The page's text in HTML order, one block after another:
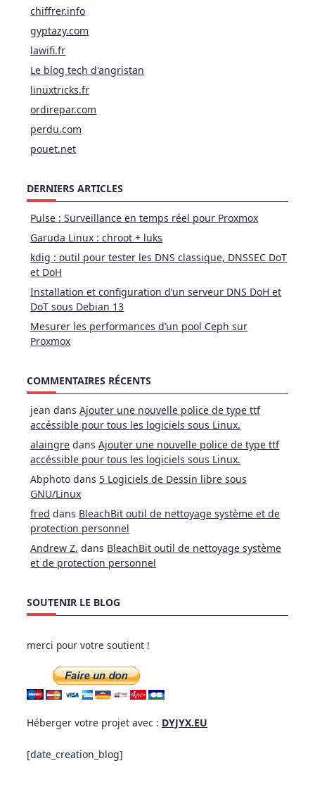
chiffrer.info
gyptazy.com
lawifi.fr
Le blog tech d'angristan
linuxtricks.fr
ordirepar.com
perdu.com
pouet.net
DERNIERS ARTICLES
Pulse : Surveillance en temps réel pour Proxmox
Garuda Linux : chroot + luks
kdig : outil pour tester les DNS classique, DNSSEC DoT
et DoH
Installation et configuration d’un serveur DNS DoH et
DoT sous Debian 13
Mesurer les performances d’un pool Ceph sur
Proxmox
COMMENTAIRES RÉCENTS
jean dansAjouter une nouvelle police de type ttf
accéssible pour tous les logiciels sous Linux.
alaingre dansAjouter une nouvelle police de type ttf
accéssible pour tous les logiciels sous Linux.
Abphoto dans 5 Logiciels de Dessin libre sous
GNU/Linux
fred dans BleachBit outil de nettoyage système et de
protection personnel
Andrew Z. dans BleachBit outil de nettoyage système
et de protection personnel
SOUTENIR LE BLOG
merci pour votre soutient !
Héberger votre projet avec : DYJYX.EU
[date_creation_blog]